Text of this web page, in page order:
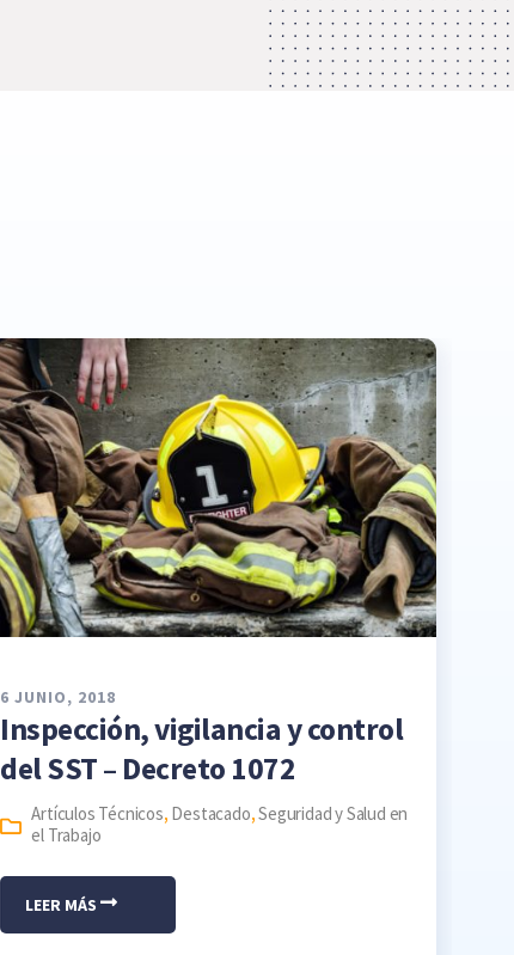
6 JUNIO, 2018
Inspección, vigilancia y control
del SST – Decreto 1072
Artículos Técnicos, Destacado,Seguridad y Salud en
el Trabajo
LEER MÁS